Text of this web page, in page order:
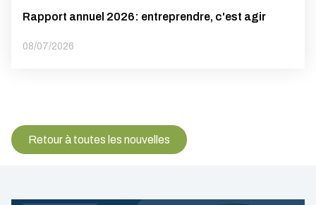
Rapport annuel 2026: entreprendre, c'est agir
08/07/2026
Retour à toutes les nouvelles